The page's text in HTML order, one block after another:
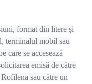
format din litere și
terminalul mobil sau
care se accesează
emisă de către
sau către un